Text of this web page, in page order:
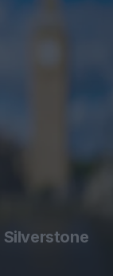
Silverstone